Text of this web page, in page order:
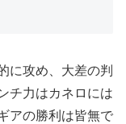
に攻め、大差の判
チ力はカネロには
アの勝利は皆無で